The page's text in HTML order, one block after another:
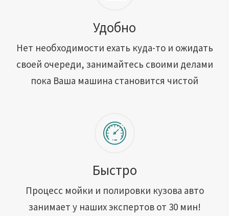
Адреса обслуживания
Контакты
Удобно
Нет необходимости ехать куда-то и ожидать
своей очереди, занимайтесь своими делами
пока Ваша машина становится чистой
Быстро
Процесс мойки и полировки кузова авто
занимает у наших экспертов от 30 мин!